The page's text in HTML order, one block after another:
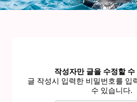
작성자만 글을 수정할 수
글 작성시 입력한 비밀번호를 입
수 있습니다.